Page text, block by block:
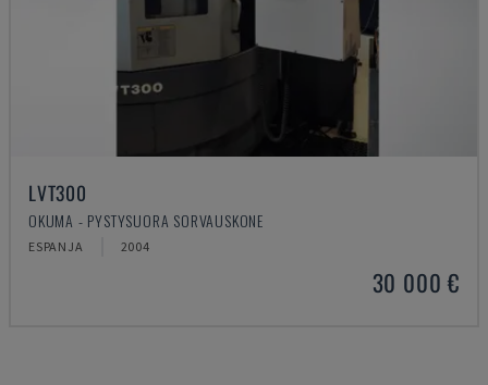
LVT300
OKUMA - PYSTYSUORA SORVAUSKONE
ESPANJA 2004
30 000 €